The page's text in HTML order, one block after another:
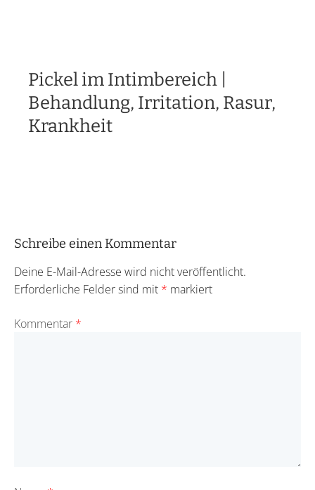
Pickel im Intimbereich |
Behandlung, Irritation, Rasur,
Krankheit
Schreibe einen Kommentar
Deine E-Mail-Adresse wird nicht veröffentlicht.
Erforderliche Felder sind mit * markiert
Kommentar *